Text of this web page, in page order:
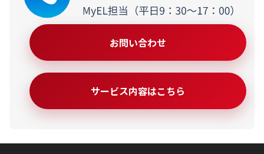
お問い合わせ
サービス内容はこちら